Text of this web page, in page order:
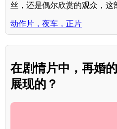
丝，还是偶尔欣赏的观众，这
动作片，夜车，正片
在剧情片中，再婚
展现的？